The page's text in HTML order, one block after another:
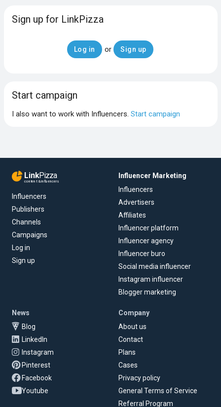
Sign up for LinkPizza
Log in or Sign up
Start campaign
I also want to work with Influencers. Start campaign
LinkPizza
content & influencers
Influencers
Publishers
Channels
Campaigns
Log in
Sign up
Influencer Marketing
Influencers
Advertisers
Affiliates
Influencer platform
Influencer agency
Influencer buro
Social media influencer
Instagram influencer
Blogger marketing
News
Blog
LinkedIn
Instagram
Pinterest
Facebook
Youtube
Company
About us
Contact
Plans
Cases
Privacy policy
General Terms of Service
Referral Program